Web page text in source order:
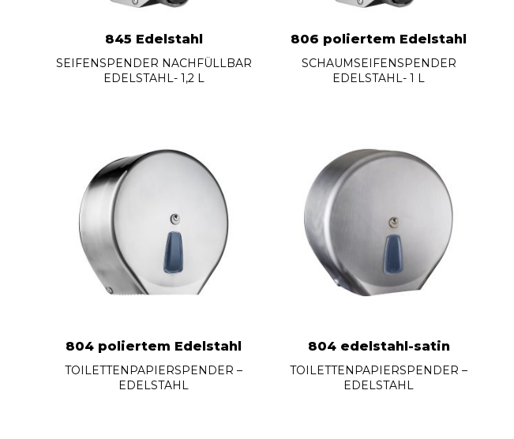
845 Edelstahl
SEIFENSPENDER NACHFÜLLBAR
EDELSTAHL- 1,2 L
806 poliertem Edelstahl
SCHAUMSEIFENSPENDER
EDELSTAHL- 1 L
804 poliertem Edelstahl
TOILETTENPAPIERSPENDER –
EDELSTAHL
804 edelstahl-satin
TOILETTENPAPIERSPENDER –
EDELSTAHL